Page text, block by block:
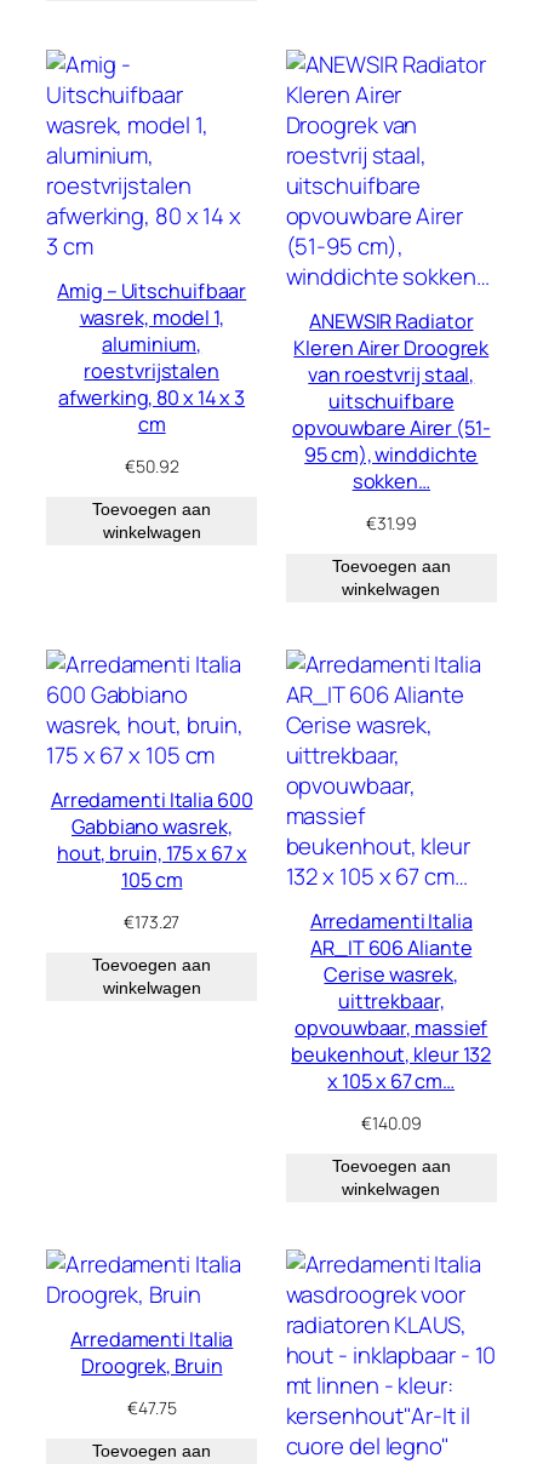
Amig – Uitschuifbaar
wasrek, model 1,
aluminium,
roestvrijstalen
afwerking, 80 x 14 x 3
cm
€50.92
Toevoegen aan
winkelwagen
ANEWSIR Radiator
Kleren Airer Droogrek
van roestvrij staal,
uitschuifbare
opvouwbare Airer (51-
95 cm), winddichte
sokken…
€31.99
Toevoegen aan
winkelwagen
Arredamenti Italia 600
Gabbiano wasrek,
hout, bruin, 175 x 67 x
105 cm
€173.27
Toevoegen aan
winkelwagen
Arredamenti Italia
AR_IT 606 Aliante
Cerise wasrek,
uittrekbaar,
opvouwbaar, massief
beukenhout, kleur 132
x 105 x 67 cm…
€140.09
Toevoegen aan
winkelwagen
Arredamenti Italia
Droogrek, Bruin
€47.75
Toevoegen aan